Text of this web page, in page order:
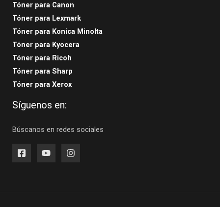
Tóner para Canon
Tóner para Lexmark
Tóner para Konica Minolta
Tóner para Kyocera
Tóner para Ricoh
Tóner para Sharp
Tóner para Xerox
Síguenos en:
Búscanos en redes sociales